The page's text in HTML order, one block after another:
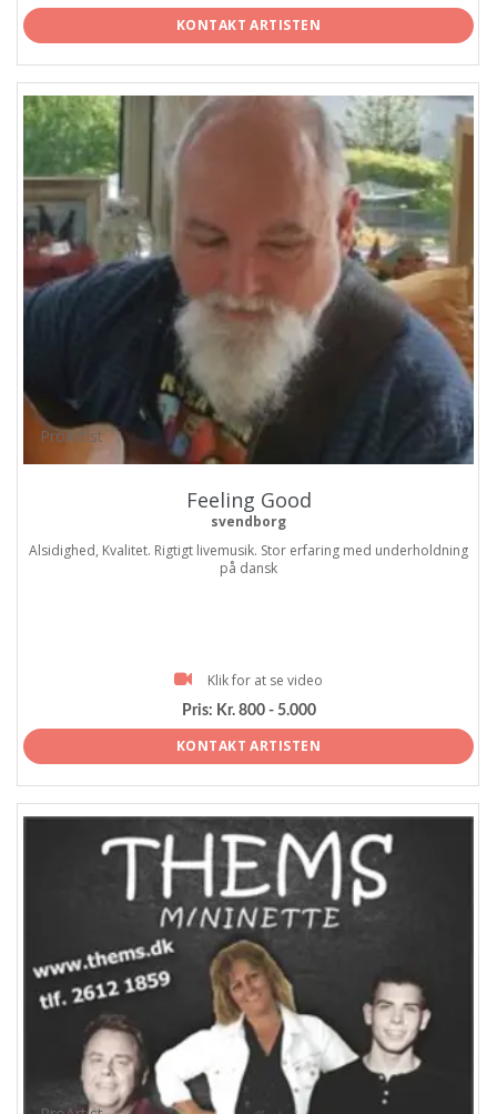
KONTAKT ARTISTEN
ProArtist
Feeling Good
svendborg
Alsidighed, Kvalitet. Rigtigt livemusik. Stor erfaring med underholdning
på dansk
Klik for at se video
Pris: Kr. 800 - 5.000
KONTAKT ARTISTEN